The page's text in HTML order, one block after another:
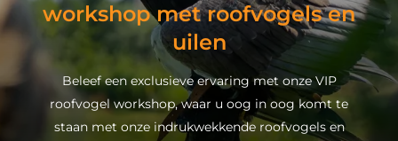
workshop met roofvogels en
uilen
Beleef een exclusieve ervaring met onze VIP
roofvogel workshop, waar u oog in oog komt te
staan met onze indrukwekkende roofvogels en